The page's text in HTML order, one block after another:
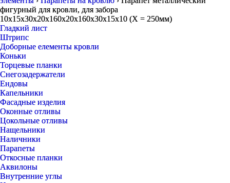
фигурный для кровли, для забора
10х15х30х20х160х20х160х30х15х10 (Х = 250мм)
Гладкий лист
Штрипс
Доборные елементы кровли
Коньки
Торцевые планки
Снегозадержатели
Ендовы
Капельники
Фасадные изделия
Оконные отливы
Цокольные отливы
Нащельники
Наличники
Парапеты
Откосные планки
Аквилоны
Внутренние углы